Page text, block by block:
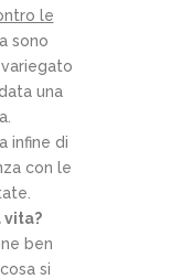
le
sono
una
infine di
con le
vita?
ben
si